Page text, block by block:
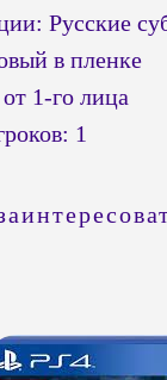
Русские
в пленке
1-го лица
1